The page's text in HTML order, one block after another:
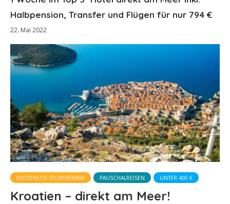
Halbpension, Transfer und Flügen für nur 794 €
22. Mai 2022
KOSTENLOS STORNIERBAR PAUSCHALREISEN UNTER 400 €
Kroatien – direkt am Meer!